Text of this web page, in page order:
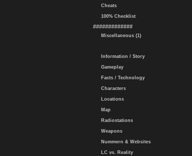
Cheats
100% Checklist
#############
Miscellaneous (1)
Information / Story
Gameplay
Facts / Technology
Characters
Locations
Map
Radiostations
Weapons
Nummern & Websites
LC vs. Reality